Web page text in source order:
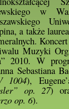
w
a także
Muzyki
2010. W
Sebastiana
1004),
op. 27)
op. 6).